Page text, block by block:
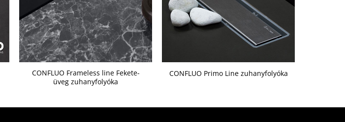
CONFLUO Frameless line Fekete-
üveg zuhanyfolyóka
CONFLUO Primo Line zuhanyfolyóka